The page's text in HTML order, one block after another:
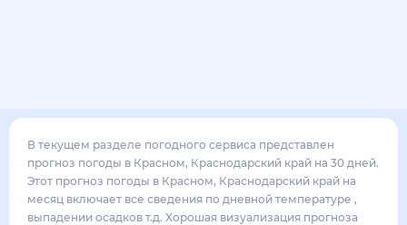
В текущем разделе погодного сервиса представлен
прогноз погоды в Красном, Краснодарский край на 30 дней.
Этот прогноз погоды в Красном, Краснодарский край на
месяц включает все сведения по дневной температуре ,
выпадении осадков т.д. Хорошая визуализация прогноза